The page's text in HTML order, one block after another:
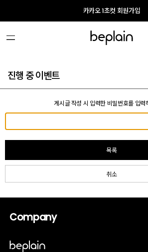
카카오 1초컷 회원가입
진행 중 이벤트
게시글 작성 시 입력한 비밀번호를 입력
목록
취소
Company